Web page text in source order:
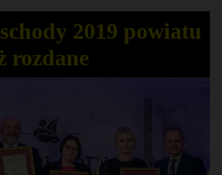
2019 powiatu
rozdane